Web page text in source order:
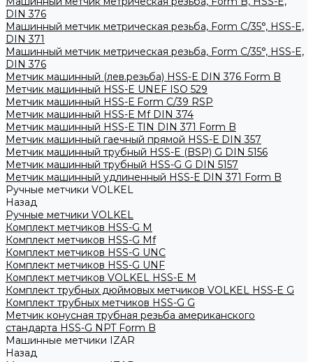
DIN 376
Машинный метчик метрическая резьба, Form С/35°, HSS-E,
DIN 371
Машинный метчик метрическая резьба, Form С/35°, HSS-E,
DIN 376
Метчик машинный (лев.резьба) HSS-Е DIN 376 Form B
Метчик машинный HSS-E UNEF ISO 529
Метчик машинный HSS-Е Form C/39 RSP
Метчик машинный HSS-Е Mf DIN 374
Метчик машинный HSS-Е TIN DIN 371 Form B
Метчик машинный гаечный прямой HSS-Е DIN 357
Метчик машинный трубный HSS-E (BSP) G DIN 5156
Метчик машинный трубный HSS-G G DIN 5157
Метчик машинный удлиненный HSS-Е DIN 371 Form B
Ручные метчики VOLKEL
Назад
Ручные метчики VOLKEL
Комплект метчиков HSS-G M
Комплект метчиков HSS-G Mf
Комплект метчиков HSS-G UNC
Комплект метчиков HSS-G UNF
Комплект метчиков VOLKEL HSS-E M
Комплект трубных дюймовых метчиков VOLKEL HSS-E G
Комплект трубных метчиков HSS-G G
Метчик конусная трубная резьба американского
стандарта HSS-G NPT Form B
Машинные метчики IZAR
Назад